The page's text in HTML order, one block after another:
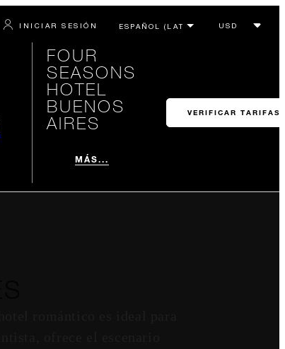
INICIAR SESIÓN
FOUR
SEASONS
HOTEL
BUENOS
AIRES
MÁS...
VERIFICAR TARIFAS